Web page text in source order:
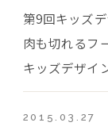
第9回キッズ
肉も切れるフ
キッズデザイ
2015.03.27